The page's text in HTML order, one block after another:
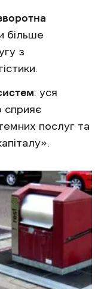
більше
з
: уся
сприяє
послуг та